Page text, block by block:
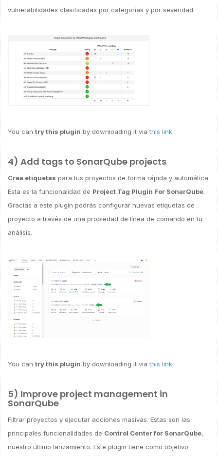
vulnerabilidades clasificadas por categorías y por severidad.
You can try this plugin by downloading it viathis link.
4) Add tags to SonarQube projects
Crea etiquetas para tus proyectos de forma rápida y automática.
Esta es la funcionalidad de Project Tag Plugin For SonarQube.
Gracias a este plugin podrás configurar nuevas etiquetas de
proyecto a través de una propiedad de línea de comando en tu
análisis.
You can try this plugin by downloading it viathis link.
5) Improve project management in
SonarQube
Filtrar proyectos y ejecutar acciones masivas. Estas son las
principales funcionalidades de Control Center for SonarQube,
nuestro último lanzamiento. Este plugin tiene como objetivo